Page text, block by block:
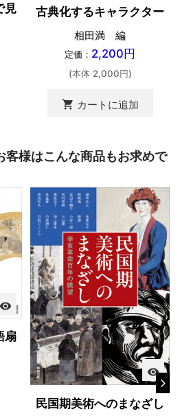
見
古典化するキャラクター
相田満 編
定価： 2,200円
(本体 2,000円)
shopping_cart カートに追加
客様はこんな商品もお求めで
visibility
扇
visibility
民国期美術へのまなざし